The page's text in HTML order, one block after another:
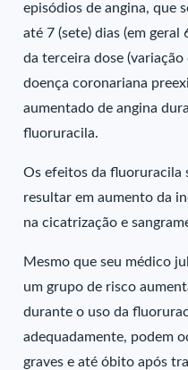
episódios de angina, que
até 7 (sete) dias (em
da terceira dose
doença coronariana
aumentado de angina
fluoruracila.
Os efeitos da fluoruracila
resultar em aumento da
na cicatrização e
Mesmo que seu médico
um grupo de risco
durante o uso da
adequadamente, podem
graves e até óbito após